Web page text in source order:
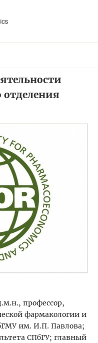
отделения
профессор,
фармакологии и
им. И.П. Павлова;
СПбГУ; главный